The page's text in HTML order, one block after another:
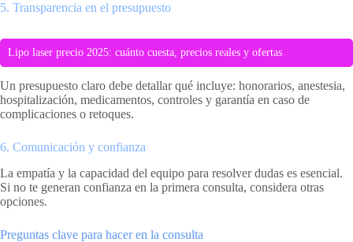
5. Transparencia en el presupuesto
Lipo laser precio 2025: cuánto cuesta, precios reales y ofertas
Un presupuesto claro debe detallar qué incluye: honorarios, anestesia,
hospitalización, medicamentos, controles y garantía en caso de
complicaciones o retoques.
6. Comunicación y confianza
La empatía y la capacidad del equipo para resolver dudas es esencial.
Si no te generan confianza en la primera consulta, considera otras
opciones.
Preguntas clave para hacer en la consulta